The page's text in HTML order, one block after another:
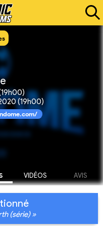
(19h00)
VIDÉOS AVIS
(série) »